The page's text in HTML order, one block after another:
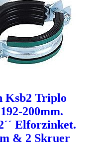
Ksb2 Triplo
200mm.
Elforzinket.
& 2 Skruer